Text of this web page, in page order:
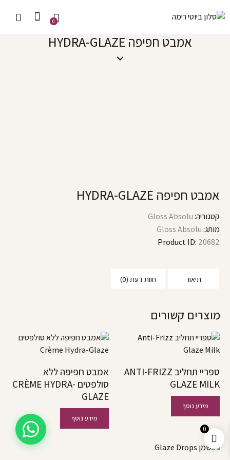
0
0
אמבט חפיפה HYDRA-GLAZE
אמבט חפיפה HYDRA-GLAZE
קטגוריה:Gloss Absolu
מותג:Gloss Absolu
Product ID: 20682
תיאור חוות דעת (0)
מוצרים קשורים
ספריי תחליב ANTI-FRIZZ
GLAZE MILK
מידע נוסף
אמבט חפיפה ללא
סולפטים CRÈME HYDRA-
GLAZE
מידע נוסף